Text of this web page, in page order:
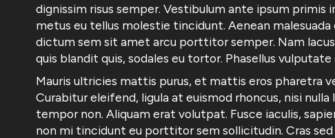
dignissim risus semper. Vestibulum ante ipsum
metus eu tellus molestie tincidunt. Aenean
dictum sem sit amet arcu porttitor semper. Nam
quis blandit quis, sodales eu tortor. Phasellus
Mauris ultricies mattis purus, et mattis eros pharetra
Curabitur eleifend, ligula at euismod rhoncus, nisi
tempor non. Aliquam erat volutpat. Fusce iaculis,
non mi tincidunt eu porttitor sem sollicitudin. Cras